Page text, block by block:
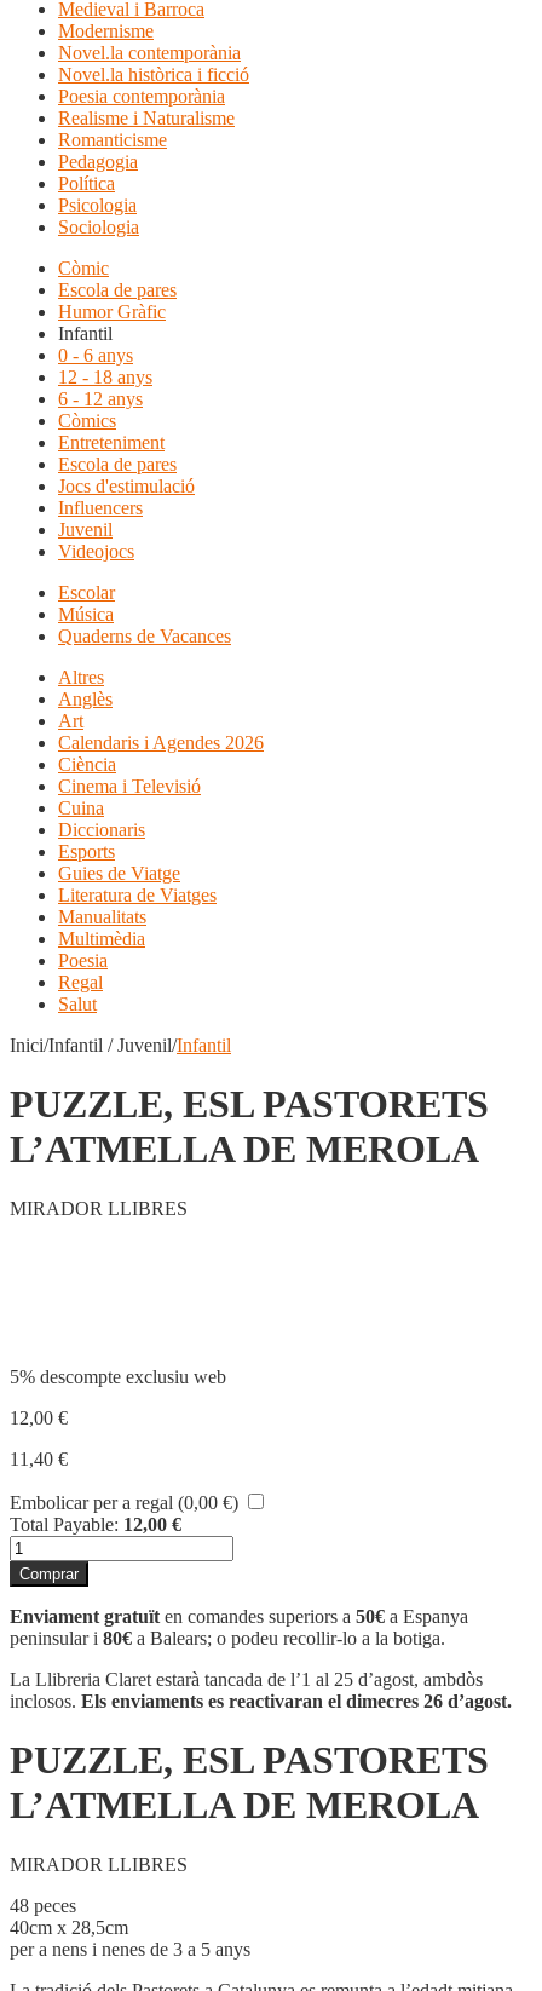
Medieval i Barroca
Modernisme
Novel.la contemporània
Novel.la històrica i ficció
Poesia contemporània
Realisme i Naturalisme
Romanticisme
Pedagogia
Política
Psicologia
Sociologia
Còmic
Escola de pares
Humor Gràfic
Infantil
0 - 6 anys
12 - 18 anys
6 - 12 anys
Còmics
Entreteniment
Escola de pares
Jocs d'estimulació
Influencers
Juvenil
Videojocs
Escolar
Música
Quaderns de Vacances
Altres
Anglès
Art
Calendaris i Agendes 2026
Ciència
Cinema i Televisió
Cuina
Diccionaris
Esports
Guies de Viatge
Literatura de Viatges
Manualitats
Multimèdia
Poesia
Regal
Salut
Inici/Infantil / Juvenil/Infantil
PUZZLE, ESL PASTORETS
L’ATMELLA DE MEROLA
MIRADOR LLIBRES
5% descompte exclusiu web
12,00 €
11,40 €
Embolicar per a regal (0,00 €)
Total Payable: 12,00 €
quantitat
de
PUZZLE,
ESL
PASTORETS
L'ATMELLA
DE
MEROLA
Comprar
Enviament gratuït en comandes superiors a 50€ a Espanya
peninsular i 80€ a Balears; o podeu recollir-lo a la botiga.
La Llibreria Claret estarà tancada de l’1 al 25 d’agost, ambdòs
inclosos. Els enviaments es reactivaran el dimecres 26 d’agost.
PUZZLE, ESL PASTORETS
L’ATMELLA DE MEROLA
MIRADOR LLIBRES
48 peces
40cm x 28,5cm
per a nens i nenes de 3 a 5 anys